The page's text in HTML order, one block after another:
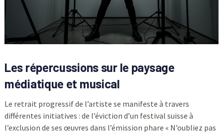
Les répercussions sur le paysage
médiatique et musical
Le retrait progressif de l’artiste se manifeste à travers
différentes initiatives : de l’éviction d’un festival suisse à
l’exclusion de ses œuvres dans l’émission phare « N’oubliez pas